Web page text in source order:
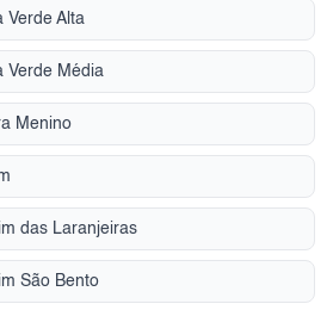
Verde Alta
Verde Média
Menino
das Laranjeiras
São Bento